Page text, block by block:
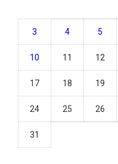
3 4 5
10 11 12
17 18 19
24 25 26
31